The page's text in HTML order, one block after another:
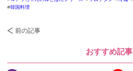
韓国料理
前の記事
おすすめ記事